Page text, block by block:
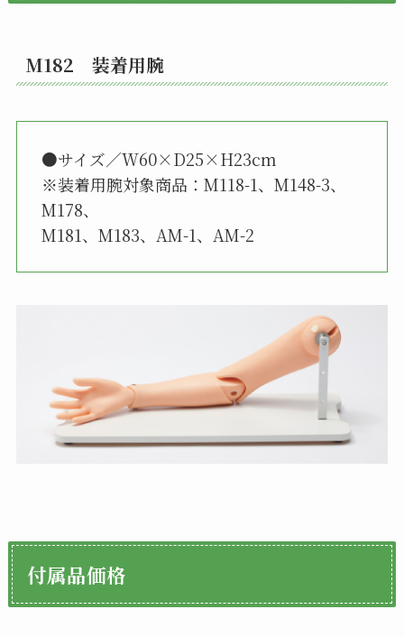
M182 装着用腕
●サイズ／W60×D25×H23cm
※装着用腕対象商品：M118-1、M148-3、
M178、
M181、M183、AM-1、AM-2
付属品価格